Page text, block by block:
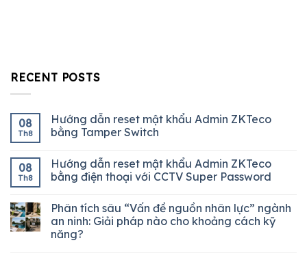
RECENT POSTS
08
Th8
Hướng dẫn reset mật khẩu Admin ZKTeco
bằng Tamper Switch
08
Th8
Hướng dẫn reset mật khẩu Admin ZKTeco
bằng điện thoại với CCTV Super Password
Phân tích sâu “Vấn đề nguồn nhân lực” ngành
an ninh: Giải pháp nào cho khoảng cách kỹ
năng?